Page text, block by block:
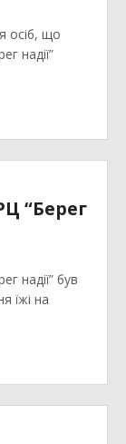
осіб, що
надії”
“Берег
надії” був
їжі на